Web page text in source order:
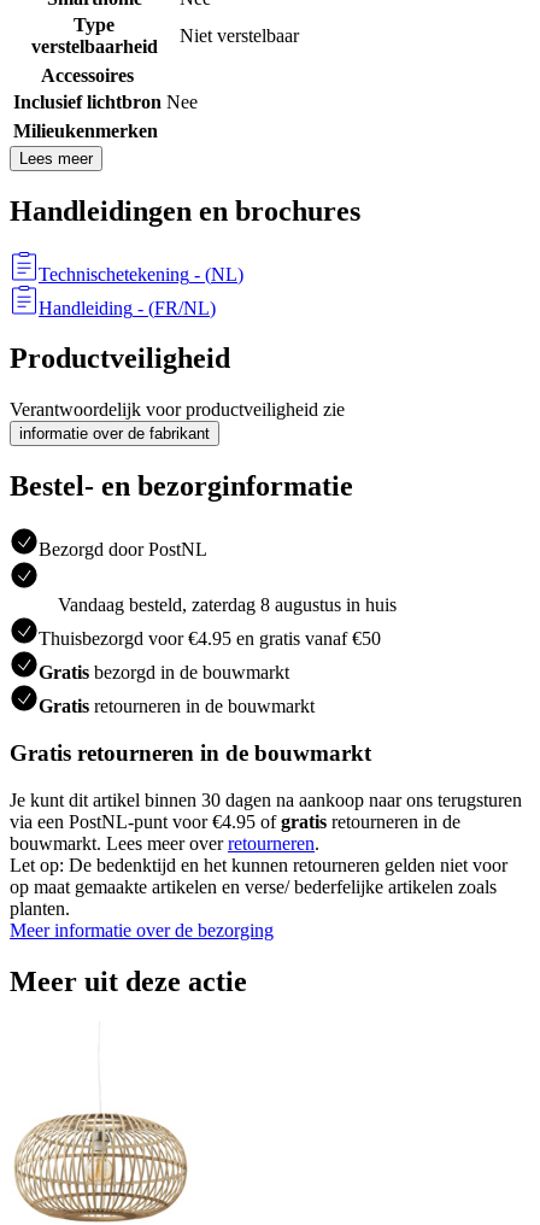
Type
verstelbaarheid
Niet verstelbaar
Accessoires
Inclusief lichtbron Nee
Milieukenmerken
Lees meer
Handleidingen en brochures
Technischetekening - (NL)
Handleiding - (FR/NL)
Productveiligheid
Verantwoordelijk voor productveiligheid zie
informatie over de fabrikant
Bestel- en bezorginformatie
Bezorgd door PostNL
Vandaag besteld, zaterdag 8 augustus in huis
Thuisbezorgd voor €4.95 en gratis vanaf €50
Gratis bezorgd in de bouwmarkt
Gratis retourneren in de bouwmarkt
Gratis retourneren in de bouwmarkt
Je kunt dit artikel binnen 30 dagen na aankoop naar ons terugsturen
via een PostNL-punt voor €4.95 ofgratis retourneren in de
bouwmarkt. Lees meer overretourneren.
Let op: De bedenktijd en het kunnen retourneren gelden niet voor
op maat gemaakte artikelen en verse/ bederfelijke artikelen zoals
planten.
Meer informatie over de bezorging
Meer uit deze actie